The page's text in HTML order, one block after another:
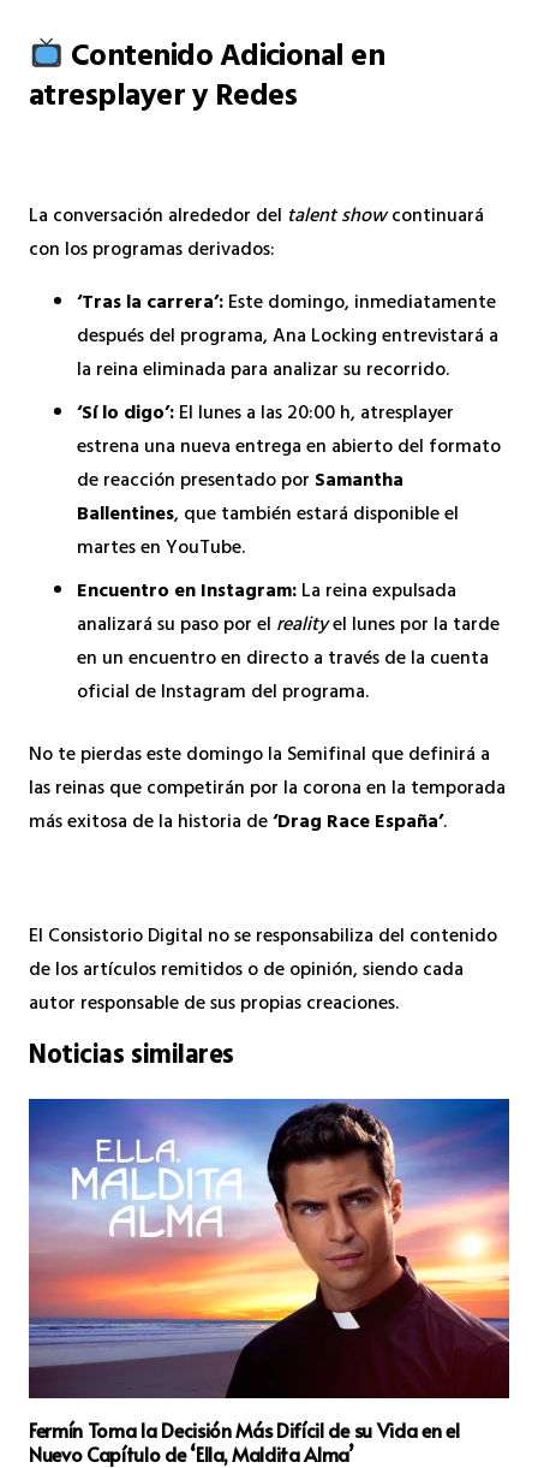
Contenido Adicional en
atresplayer y Redes
La conversación alrededor del talent showcontinuará
con los programas derivados:
‘Tras la carrera’:Este domingo, inmediatamente
después del programa, Ana Locking entrevistará a
la reina eliminada para analizar su recorrido.
‘Sí lo digo’:El lunes a las 20:00 h, atresplayer
estrena una nueva entrega en abierto del formato
de reacción presentado por Samantha
Ballentines, que también estará disponible el
martes en YouTube.
Encuentro en Instagram:La reina expulsada
analizará su paso por el realityel lunes por la tarde
en un encuentro en directo a través de la cuenta
oficial de Instagram del programa.
No te pierdas este domingo la Semifinal que definirá a
las reinas que competirán por la corona en la temporada
más exitosa de la historia de‘Drag Race España’.
El Consistorio Digital no se responsabiliza del contenido
de los artículos remitidos o de opinión, siendo cada
autor responsable de sus propias creaciones.
Noticias similares
Fermín Toma la Decisión Más Difícil de su Vida en el
Nuevo Capítulo de ‘Ella, Maldita Alma’